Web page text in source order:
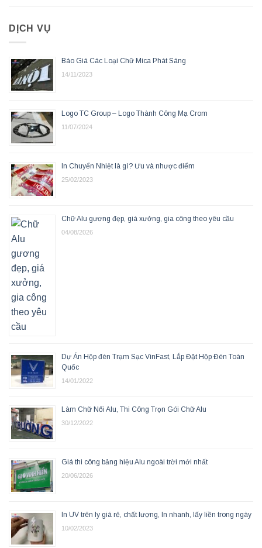
DỊCH VỤ
Báo Giá Các Loại Chữ Mica Phát Sáng
14/11/2023
Logo TC Group – Logo Thành Công Mạ Crom
11/07/2024
In Chuyển Nhiệt là gì? Ưu và nhược điểm
25/02/2023
Chữ Alu gương đẹp, giá xưởng, gia công theo yêu cầu
04/08/2026
Dự Án Hộp đèn Trạm Sạc VinFast, Lắp Đặt Hộp Đèn Toàn
Quốc
14/01/2022
Làm Chữ Nổi Alu, Thi Công Trọn Gói Chữ Alu
30/12/2022
Giá thi công bảng hiệu Alu ngoài trời mới nhất
20/06/2026
In UV trên ly giá rẻ, chất lượng, In nhanh, lấy liền trong ngày
10/02/2023